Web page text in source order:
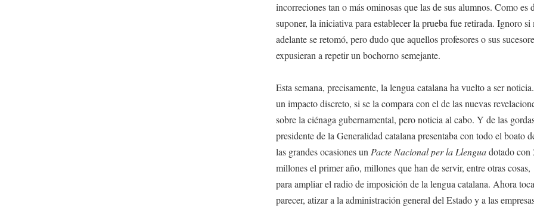
incorreciones tan o más ominosas que las de sus alumnos. Como es
suponer, la iniciativa para establecer la prueba fue retirada. Ignoro si
adelante se retomó, pero dudo que aquellos profesores o sus
expusieran a repetir un bochorno semejante.
Esta semana, precisamente, la lengua catalana ha vuelto a ser
un impacto discreto, si se la compara con el de las nuevas
sobre la ciénaga gubernamental, pero noticia al cabo. Y de las
presidente de la Generalidad catalana presentaba con todo el boato
las grandes ocasiones un Pacte Nacional per la Llenguadotado con
millones el primer año, millones que han de servir, entre otras cosas,
para ampliar el radio de imposición de la lengua catalana. Ahora
parecer, atizar a la administración general del Estado y a las